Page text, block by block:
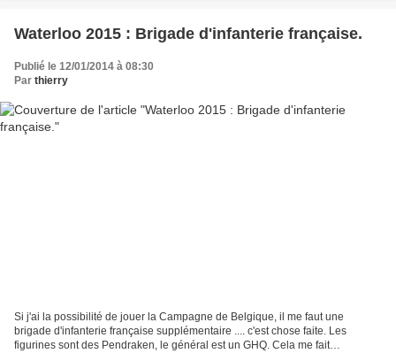
Waterloo 2015 : Brigade d'infanterie française.
Publié le 12/01/2014 à 08:30
Par thierry
Si j'ai la possibilité de jouer la Campagne de Belgique, il me faut une
brigade d'infanterie française supplémentaire .... c'est chose faite. Les
figurines sont des Pendraken, le général est un GHQ. Cela me fait